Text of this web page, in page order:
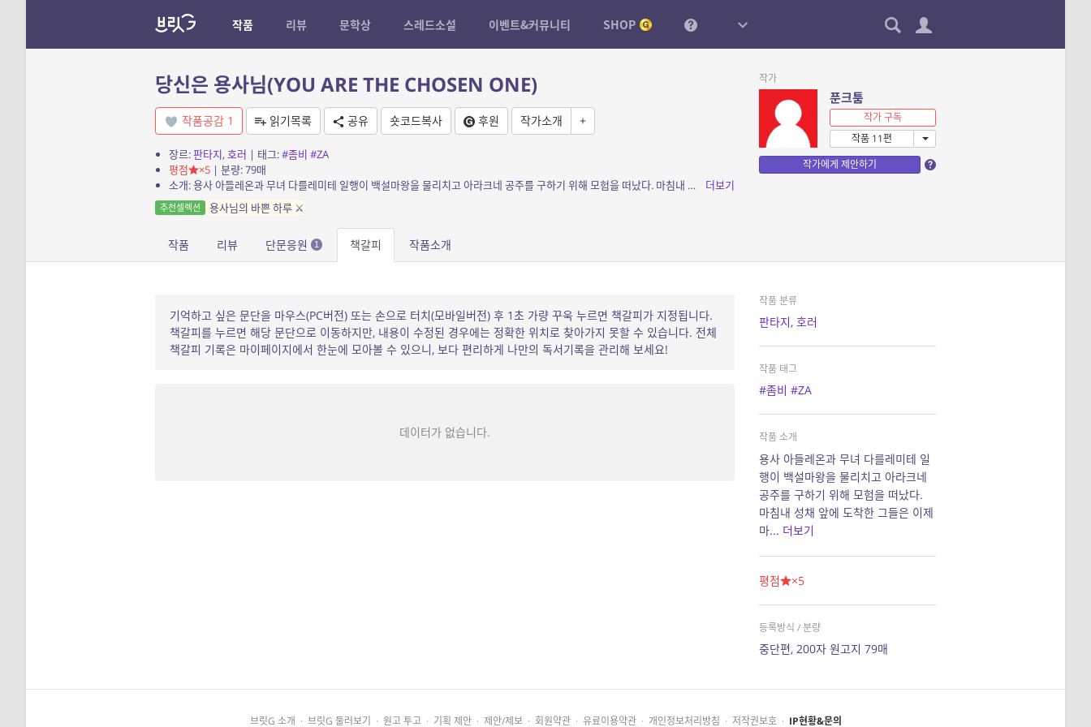
작품 리뷰 문학상 스레드소설 이벤트&커뮤니티 SHOP
당신은 용사님(YOU ARE THE CHOSEN ONE)
작품공감 1 읽기목록 공유 숏코드복사 후원 작가소개 +
장르:판타지, 호러 | 태그:#좀비 #ZA
평점
×5| 분량: 79매
소개: 용사 아들레온과 무녀 다를레미테 일행이 백설마왕을 물리치고 아라크네 공주를 구하기 위해 모험을 떠났다. 마침내 성채 앞에 도착한 그들은 이제 마지막 결전을 치르려 하는데…
더보기
추천셀렉션 용사님의 바쁜 하루 ⚔️
작가
푼크툼
작가 구독
작품 11편
작가에게 제안하기
작품 리뷰 단문응원 1 책갈피 작품소개
기억하고 싶은 문단을 마우스(PC버전) 또는 손으로 터치(모바일버전) 후 1초 가량 꾸욱 누르면 책갈피가 지정됩니다.
책갈피를 누르면 해당 문단으로 이동하지만, 내용이 수정된 경우에는 정확한 위치로 찾아가지 못할 수 있습니다. 전체
책갈피 기록은 마이페이지에서 한눈에 모아볼 수 있으니, 보다 편리하게 나만의 독서기록을 관리해 보세요!
데이터가 없습니다.
작품 분류
판타지, 호러
작품 태그
#좀비 #ZA
작품 소개
용사 아들레온과 무녀 다를레미테 일
행이 백설마왕을 물리치고 아라크네
공주를 구하기 위해 모험을 떠났다.
마침내 성채 앞에 도착한 그들은 이제
마... 더보기
평점 ×5
등록방식 / 분량
중단편, 200자 원고지 79매
브릿G 소개 · 브릿G 둘러보기 · 원고 투고 · 기획 제안 · 제안/제보 · 회원약관 · 유료이용약관 · 개인정보처리방침 · 저작권보호 · IP현황&문의